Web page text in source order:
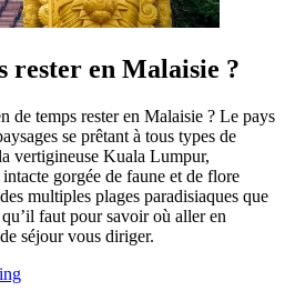
rester en Malaisie ?
de temps rester en Malaisie ? Le pays
se prêtant à tous types de
vertigineuse Kuala Lumpur,
gorgée de faune et de flore
multiples plages paradisiaques que
faut pour savoir où aller en
séjour vous diriger.